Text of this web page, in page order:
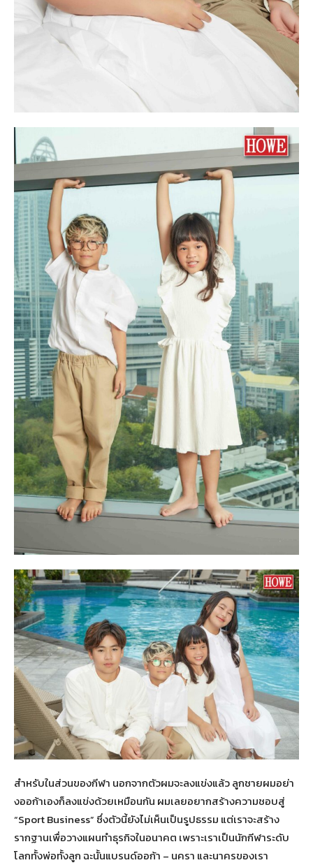
สำหรับในส่วนของกีฬา นอกจากตัวผมจะลงแข่งแล้ว ลูกชายผมอย่า
งออก้าเองก็ลงแข่งด้วยเหมือนกัน ผมเลยอยากสร้างความชอบสู่
“Sport Business” ซึ่งตัวนี้ยังไม่เห็นเป็นรูปธรรม แต่เราจะสร้าง
รากฐานเพื่อวางแผนทำธุรกิจในอนาคต เพราะเราเป็นนักกีฬาระดับ
โลกทั้งพ่อทั้งลูก ฉะนั้นแบรนด์ออก้า – นครา และนาครของเรา